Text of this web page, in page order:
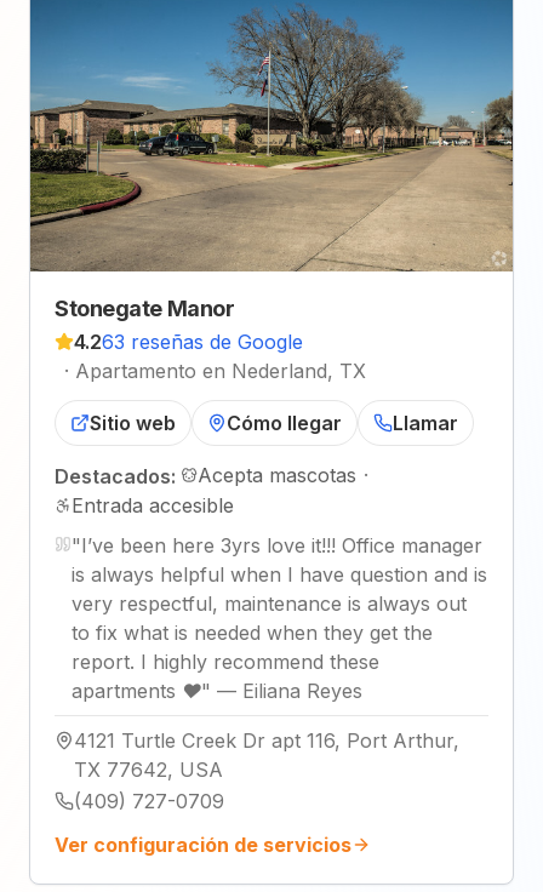
Stonegate Manor
4.263 reseñas de Google
· Apartamento en Nederland, TX
Sitio web Cómo llegar Llamar
Destacados: Acepta mascotas ·
Entrada accesible
"I’ve been here 3yrs love it!!! Office manager
is always helpful when I have question and is
very respectful, maintenance is always out
to fix what is needed when they get the
report. I highly recommend these
apartments ❤️" — Eiliana Reyes
4121 Turtle Creek Dr apt 116, Port Arthur,
TX 77642, USA
(409) 727-0709
Ver configuración de servicios